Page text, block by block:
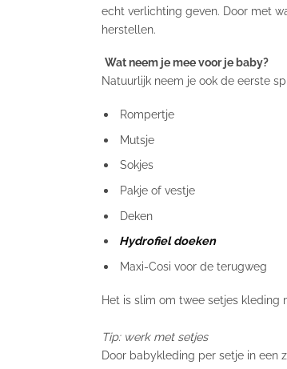
echt verlichting geven. Door met
herstellen.
Wat neem je mee voor je baby?
Natuurlijk neem je ook de eerste
Rompertje
Mutsje
Sokjes
Pakje of vestje
Deken
Hydrofiel doeken
Maxi-Cosi voor de terugweg
Het is slim om twee setjes kleding
Tip: werk met setjes
Door babykleding per setje in een